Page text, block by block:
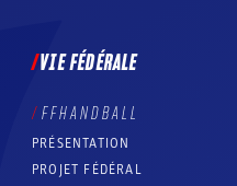
VIE FÉDÉRALE
FFHANDBALL
PRÉSENTATION
PROJET FÉDÉRAL